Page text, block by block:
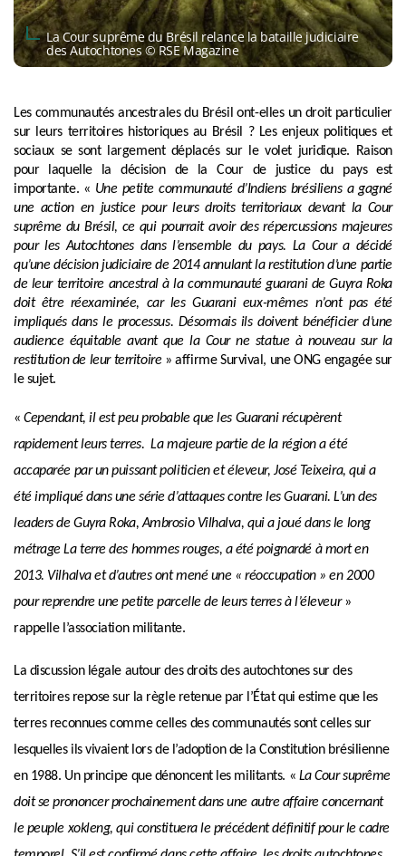
La Cour suprême du Brésil relance la bataille judiciaire
des Autochtones © RSE Magazine
Les communautés ancestrales du Brésil ont-elles un droit particulier
sur leurs territoires historiques au Brésil ? Les enjeux politiques et
sociaux se sont largement déplacés sur le volet juridique. Raison
pour laquelle la décision de la Cour de justice du pays est
importante. « Une petite communauté d’Indiens brésiliens a gagné
une action en justice pour leurs droits territoriaux devant la Cour
suprême du Brésil, ce qui pourrait avoir des répercussions majeures
pour les Autochtones dans l’ensemble du pays. La Cour a décidé
qu’une décision judiciaire de 2014 annulant la restitution d’une partie
de leur territoire ancestral à la communauté guarani de Guyra Roka
doit être réexaminée, car les Guarani eux-mêmes n’ont pas été
impliqués dans le processus. Désormais ils doivent bénéficier d’une
audience équitable avant que la Cour ne statue à nouveau sur la
restitution de leur territoire » affirme Survival, une ONG engagée sur
le sujet.
«Cependant, il est peu probable que les Guarani récupèrent
rapidement leurs terres. La majeure partie de la région a été
accaparée par un puissant politicien et éleveur, José Teixeira, qui a
été impliqué dans une série d’attaques contre les Guarani. L’un des
leaders de Guyra Roka, Ambrosio Vilhalva, qui a joué dans le long
métrage La terre des hommes rouges, a été poignardé à mort en
2013. Vilhalva et d’autres ont mené une « réoccupation » en 2000
pour reprendre une petite parcelle de leurs terres à l’éleveur»
rappelle l’association militante.
La discussion légale autour des droits des autochtones sur des
territoires repose sur la règle retenue par l’État qui estime que les
terres reconnues comme celles des communautés sont celles sur
lesquelles ils vivaient lors de l’adoption de la Constitution brésilienne
en 1988. Un principe que dénoncent les militants. « La Cour suprême
doit se prononcer prochainement dans une autre affaire concernant
le peuple xokleng, qui constituera le précédent définitif pour le cadre